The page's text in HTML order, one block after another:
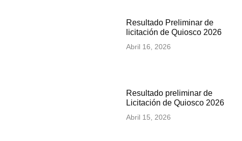
Resultado Preliminar de
licitación de Quiosco 2026
Abril 16, 2026
Resultado preliminar de
Licitación de Quiosco 2026
Abril 15, 2026